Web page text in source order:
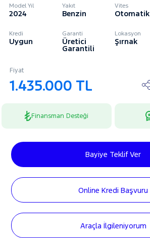
Model Yıl
2024
Yakıt
Benzin
Vites
Otomatik
Kredi
Uygun
Garanti
Üretici
Garantili
Lokasyon
Şırnak
Fiyat
1.435.000 TL
Finansman Desteği
Bayiye Teklif Ver
Online Kredi Başvuru
Araçla İlgileniyorum